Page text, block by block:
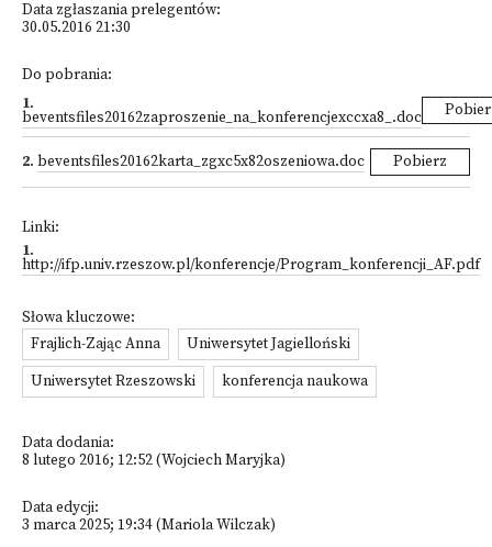
Data zgłaszania prelegentów:
30.05.2016 21:30
Do pobrania:
1.
beventsfiles20162zaproszenie_na_konferencjexccxa8_.doc
2. beventsfiles20162karta_zgxc5x82oszeniowa.doc Pobierz
Linki:
1.
http://ifp.univ.rzeszow.pl/konferencje/Program_konferencji_AF.pdf
Słowa kluczowe:
Frajlich-Zając Anna
Uniwersytet Jagielloński
Uniwersytet Rzeszowski
konferencja naukowa
Data dodania:
8 lutego 2016; 12:52 (Wojciech Maryjka)
Data edycji:
3 marca 2025; 19:34 (Mariola Wilczak)